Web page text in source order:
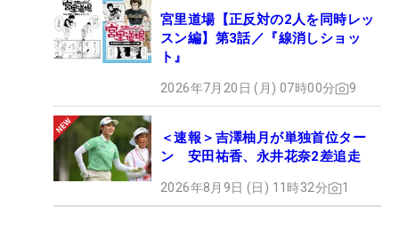
宮里道場【正反対の2人を同時レッ
スン編】第3話／『線消しショッ
ト』
2026年7月20日 (月) 07時00分 9
＜速報＞吉澤柚月が単独首位ター
ン 安田祐香、永井花奈2差追走
2026年8月9日 (日) 11時32分 1